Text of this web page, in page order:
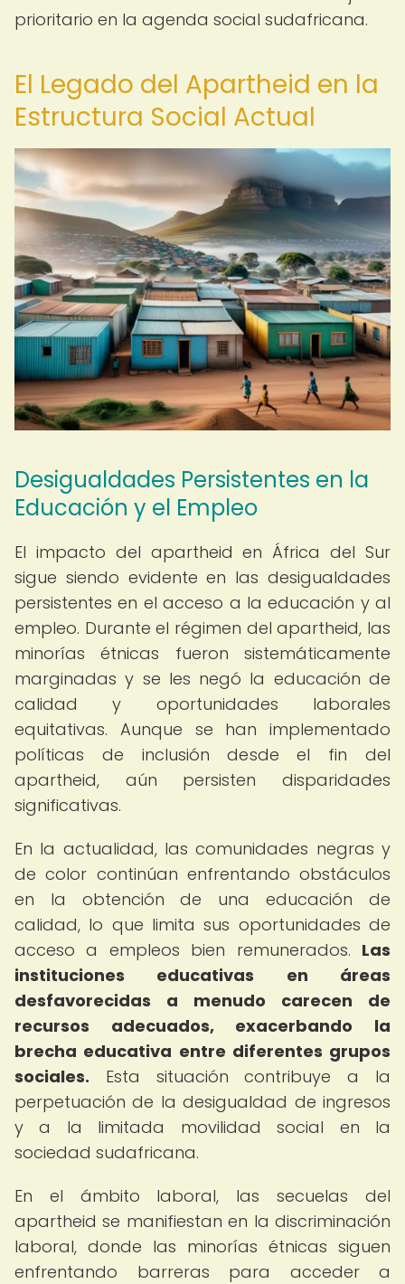
prioritario en la agenda social sudafricana.
El Legado del Apartheid en la
Estructura Social Actual
Desigualdades Persistentes en la
Educación y el Empleo
El impacto del apartheid en África del Sur
sigue siendo evidente en las desigualdades
persistentes en el acceso a la educación y al
empleo. Durante el régimen del apartheid, las
minorías étnicas fueron sistemáticamente
marginadas y se les negó la educación de
calidad y oportunidades laborales
equitativas. Aunque se han implementado
políticas de inclusión desde el fin del
apartheid, aún persisten disparidades
significativas.
En la actualidad, las comunidades negras y
de color continúan enfrentando obstáculos
en la obtención de una educación de
calidad, lo que limita sus oportunidades de
acceso a empleos bien remunerados. Las
instituciones educativas en áreas
desfavorecidas a menudo carecen de
recursos adecuados, exacerbando la
brecha educativa entre diferentes grupos
sociales. Esta situación contribuye a la
perpetuación de la desigualdad de ingresos
y a la limitada movilidad social en la
sociedad sudafricana.
En el ámbito laboral, las secuelas del
apartheid se manifiestan en la discriminación
laboral, donde las minorías étnicas siguen
enfrentando barreras para acceder a